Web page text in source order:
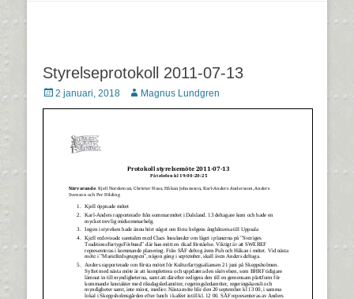
Styrelseprotokoll 2011-07-13
Postades
den
2 januari, 2018 Författare
Magnus Lundgren